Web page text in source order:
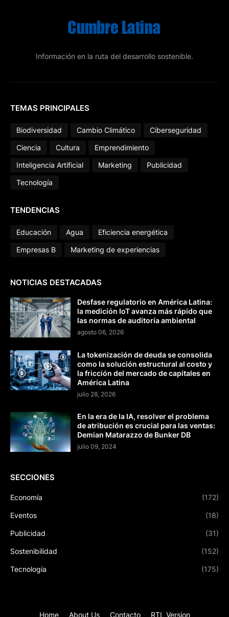
Información en la ruta del desarrollo sostenible.
TEMAS PRINCIPALES
Biodiversidad Cambio Climático
Ciberseguridad
Ciencia
Cultura
Emprendimiento
Inteligencia Artificial
Marketing
Publicidad
Tecnología
TENDENCIAS
Educación Agua
Eficiencia energética
Empresas B
Marketing de experiencias
NOTICIAS DESTACADAS
Desfase regulatorio en América Latina:
la medición IoT avanza más rápido que
las normas de auditoría ambiental
agosto 06, 2026
La tokenización de deuda se consolida
como la solución estructural al costo y
la fricción del mercado de capitales en
América Latina
julio 28, 2026
En la era de la IA, resolver el problema
de atribución es crucial para las ventas:
Demian Matarazzo de Bunker DB
julio 09, 2024
SECCIONES
Economía (172)
Eventos (18)
Publicidad (31)
Sostenibilidad (152)
Tecnología (175)
Home About Us Contacto RTL Version